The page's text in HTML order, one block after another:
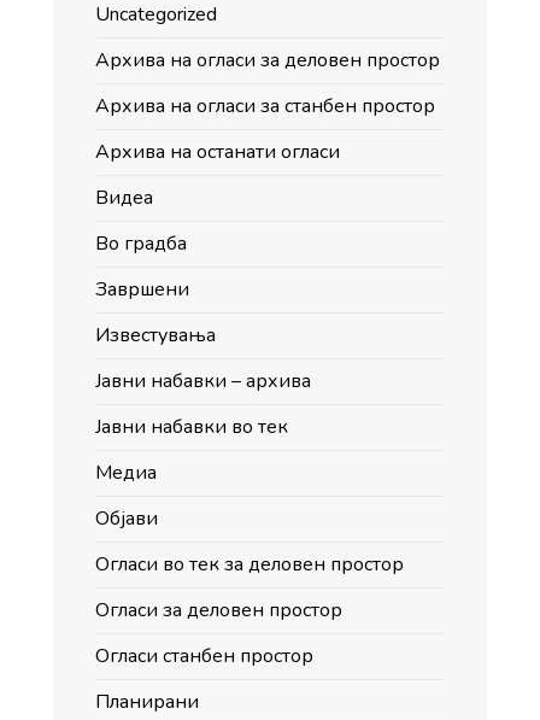
Uncategorized
Архива на огласи за деловен простор
Архива на огласи за станбен простор
Архива на останати огласи
Видеа
Во градба
Завршени
Известувања
Јавни набавки – архива
Јавни набавки во тек
Медиа
Објави
Огласи во тек за деловен простор
Огласи за деловен простор
Огласи станбен простор
Планирани